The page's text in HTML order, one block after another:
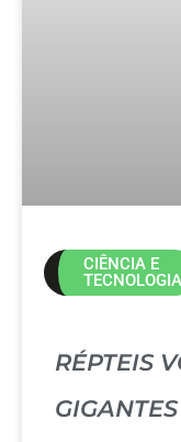
CIÊNCIA E
TECNOLOGIA
RÉPTEIS